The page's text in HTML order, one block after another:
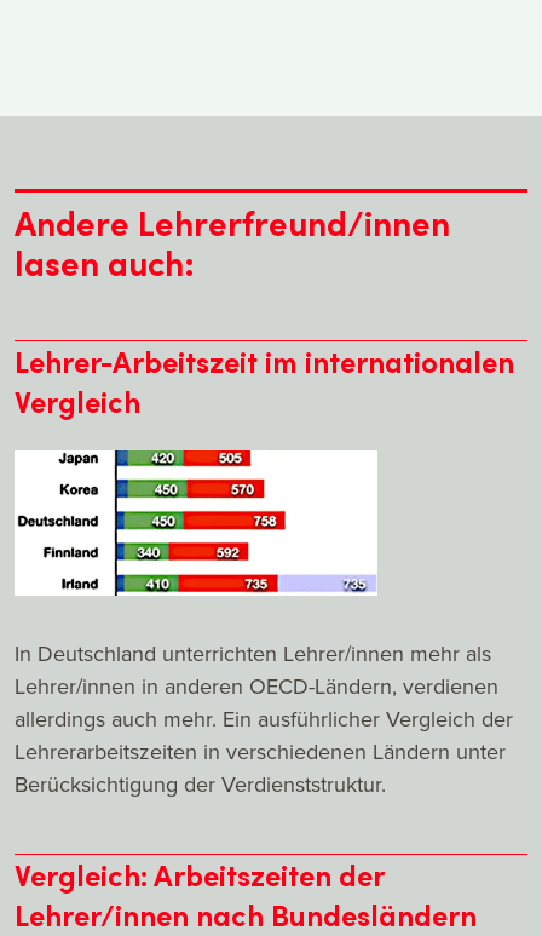
Andere Lehrerfreund/innen
lasen auch:
Lehrer-Arbeitszeit im internationalen
Vergleich
In Deutschland unterrichten Lehrer/innen mehr als
Lehrer/innen in anderen OECD-Ländern, verdienen
allerdings auch mehr. Ein ausführlicher Vergleich der
Lehrerarbeitszeiten in verschiedenen Ländern unter
Berücksichtigung der Verdienststruktur.
Vergleich: Arbeitszeiten der
Lehrer/innen nach Bundesländern